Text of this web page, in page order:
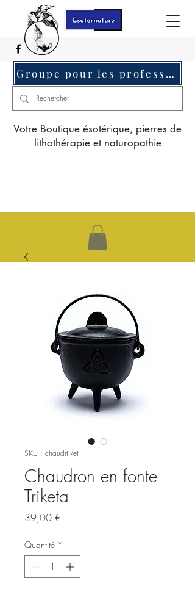
Votre Boutique ésotérique, pierres de
lithothérapie et naturopathie
Groupe pour les professionnels c'est ici
SKU : chaudrtiket
Chaudron en fonte
Triketa
39,00 €
Quantité *